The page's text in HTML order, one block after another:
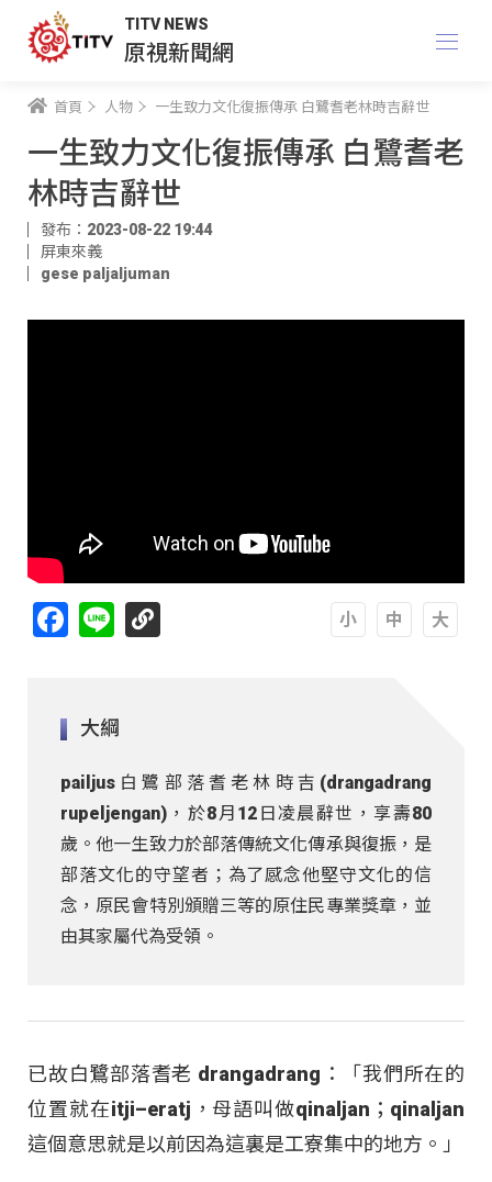
TITV NEWS
原視新聞網
首頁 人物 一生致力文化復振傳承 白鷺耆老林時吉辭世
一生致力文化復振傳承 白鷺耆老
林時吉辭世
發布：2023-08-22 19:44
屏東來義
gese paljaljuman
Facebook
Line
大綱
pailjus白鷺部落耆老林時吉(drangadrang
rupeljengan)，於8月12日凌晨辭世，享壽80
歲。他一生致力於部落傳統文化傳承與復振，是
部落文化的守望者；為了感念他堅守文化的信
念，原民會特別頒贈三等的原住民專業獎章，並
由其家屬代為受領。
已故白鷺部落耆老 drangadrang：「我們所在的
位置就在itji–eratj，母語叫做qinaljan；qinaljan
這個意思就是以前因為這裏是工寮集中的地方。」